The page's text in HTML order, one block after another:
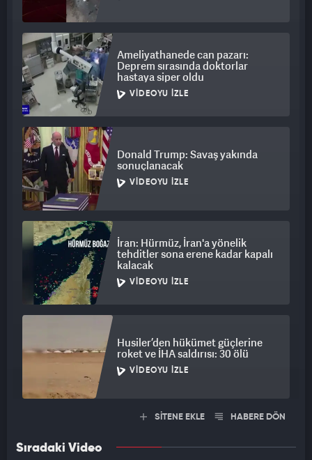
Ameliyathanede can pazarı:
Deprem sırasında doktorlar
hastaya siper oldu
VIDEOYU İZLE
Donald Trump: Savaş yakında
sonuçlanacak
VIDEOYU İZLE
İran: Hürmüz, İran'a yönelik
tehditler sona erene kadar kapalı
kalacak
VIDEOYU İZLE
Husiler’den hükümet güçlerine
roket ve İHA saldırısı: 30 ölü
VIDEOYU İZLE
SİTENE EKLE HABERE DÖN
Sıradaki Video